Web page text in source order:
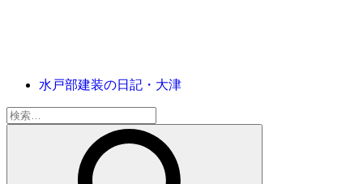
水戸部建装の日記・大津
検
索: